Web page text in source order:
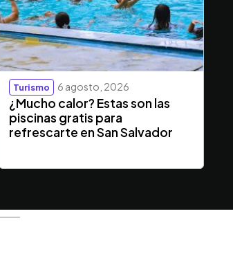
Turismo 6 agosto, 2026
¿Mucho calor? Estas son las
piscinas gratis para
refrescarte en San Salvador